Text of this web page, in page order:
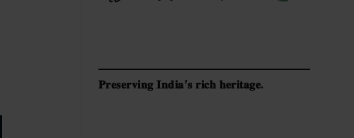
𝐏𝐫𝐞𝐬𝐞𝐫𝐯𝐢𝐧𝐠 𝐈𝐧𝐝𝐢𝐚’𝐬 𝐫𝐢𝐜𝐡 𝐡𝐞𝐫𝐢𝐭𝐚𝐠𝐞.